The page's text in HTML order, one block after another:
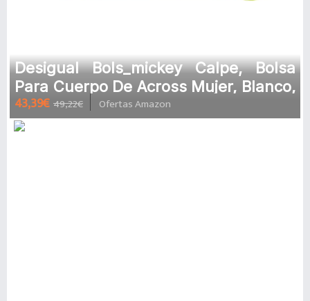
Desigual Bols_mickey Calpe, Bolsa
Para Cuerpo De Across Mujer, Blanco,
Talla Única
43,39€ 49,22€ Ofertas Amazon